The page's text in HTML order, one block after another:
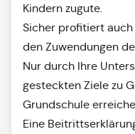
Kindern zugute.
Sicher profitiert auch
den Zuwendungen
Nur durch Ihre
gesteckten Ziele zu
Grundschule
Eine